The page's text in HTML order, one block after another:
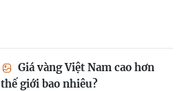
Giá vàng Việt Nam cao hơn
thế giới bao nhiêu?